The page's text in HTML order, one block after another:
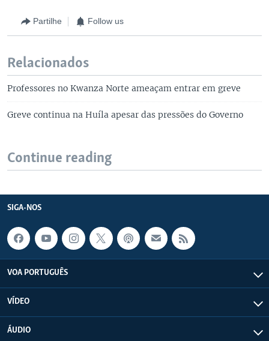
Partilhe Follow us
Relacionados
Professores no Kwanza Norte ameaçam entrar em greve
Greve continua na Huíla apesar das pressões do Governo
Continue reading
SIGA-NOS
VOA PORTUGUÊS
VÍDEO
ÁUDIO